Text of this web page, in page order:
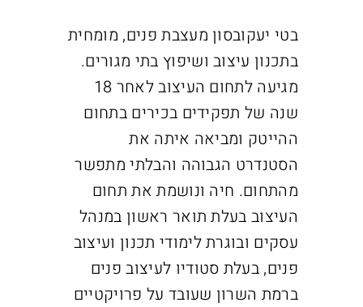
בטי יעקובסון מעצבת פנים, מומחית
בתכנון עיצוב ושיפוץ בתי מגורים.
מגיעה לתחום העיצוב לאחר 18
שנה של תפקידים בכירים בתחום
ההייטק ומביאה איתה את
הסטנדרט הגבוהה והבלתי מתפשר
מהתחום. חיה ונושמת את תחום
העיצובבעלת תואר ראשון במנהל
עסקים ובוגרת לימודי תכנון ועיצוב
פנים, בעלת סטודיו לעיצוב פנים
ברמת השרון שעובד על פרויקטיים